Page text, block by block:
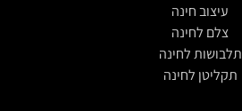
עיצוב חינה
צלם לחינה
תלבושות לחינה
תקליטן לחינה